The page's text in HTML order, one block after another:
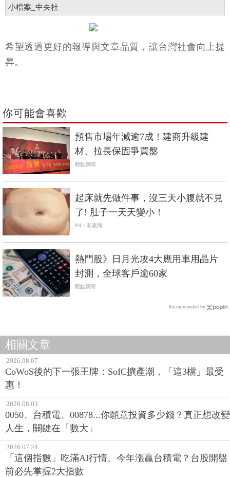
小檔案_中央社
希望透過更好的報導與文章品質，讓台灣社會向上提
昇。
你可能會喜歡
預售市場年減逾7成！建商升級建
材、拉長保固爭買盤
觀點新聞
PR
起床就先做件事，沒三天小腹就不見
了! 肚子一天天變小！
PR・新素簡
熱門股》日月光攻4大應用車用晶片
封測，全球客戶逾60家
觀點新聞
Recommended by
相關文章
2026.08.07
CoWoS後的下一張王牌：SoIC擴產潮，「這3檔」最受
惠！
2026.08.03
0050、台積電、00878...你願意投資多少錢？真正想改變
人生，關鍵在「數大」
2026.07.24
「這個指數」吃滿AI行情、今年漲贏台積電？台股開盤
前必先掌握2大指數